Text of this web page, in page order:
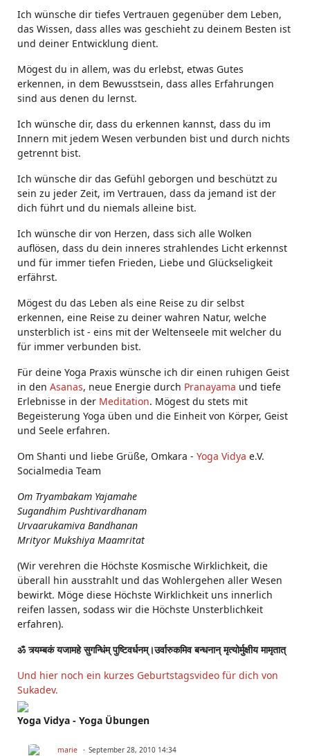
Ich wünsche dir tiefes Vertrauen gegenüber dem Leben,
das Wissen, dass alles was geschieht zu deinem Besten ist
und deiner Entwicklung dient.
Mögest du in allem, was du erlebst, etwas Gutes
erkennen, in dem Bewusstsein, dass alles Erfahrungen
sind aus denen du lernst.
Ich wünsche dir, dass du erkennen kannst, dass du im
Innern mit jedem Wesen verbunden bist und durch nichts
getrennt bist.
Ich wünsche dir das Gefühl geborgen und beschützt zu
sein zu jeder Zeit, im Vertrauen, dass da jemand ist der
dich führt und du niemals alleine bist.
Ich wünsche dir von Herzen, dass sich alle Wolken
auflösen, dass du dein inneres strahlendes Licht erkennst
und für immer tiefen Frieden, Liebe und Glückseligkeit
erfährst.
Mögest du das Leben als eine Reise zu dir selbst
erkennen, eine Reise zu deiner wahren Natur, welche
unsterblich ist - eins mit der Weltenseele mit welcher du
für immer verbunden bist.
Für deine Yoga Praxis wünsche ich dir einen ruhigen Geist
in den Asanas, neue Energie durch Pranayama und tiefe
Erlebnisse in der Meditation. Mögest du stets mit
Begeisterung Yoga üben und die Einheit von Körper, Geist
und Seele erfahren.
Om Shanti und liebe Grüße, Omkara - Yoga Vidya e.V.
Socialmedia Team
Om Tryambakam Yajamahe
Sugandhim Pushtivardhanam
Urvaarukamiva Bandhanan
Mrityor Mukshiya Maamritat
(Wir verehren die Höchste Kosmische Wirklichkeit, die
überall hin ausstrahlt und das Wohlergehen aller Wesen
bewirkt. Möge diese Höchste Wirklichkeit uns innerlich
reifen lassen, sodass wir die Höchste Unsterblichkeit
erfahren).
ॐ त्र्यम्बकं यजामहे सुगन्धिंम् पुष्टिवर्धनम्।उर्वारुकमिव बन्धनान् मृत्योर्मुक्षीय मामृतात्
Und hier noch ein kurzes Geburtstagsvideo für dich von
Sukadev.
Yoga Vidya - Yoga Übungen
marie September 28, 2010 14:34